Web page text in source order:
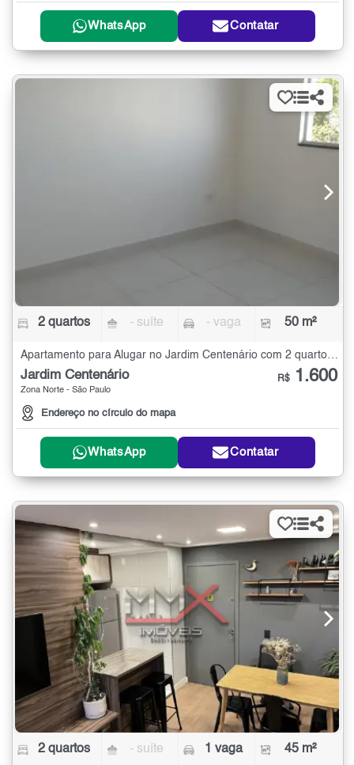
WhatsApp Contatar
2 quartos - suíte - vaga 50 m²
Jardim Centenário
Zona Norte - São Paulo
Endereço no círculo do mapa
R$ 1.600
WhatsApp Contatar
2 quartos - suíte 1 vaga 45 m²